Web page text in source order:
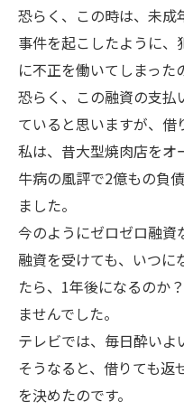
恐らく、この時は、未成
事件を起こしたように、
に不正を働いてしまった
恐らく、この融資の支払
ていると思いますが、借
私は、昔大型焼肉店をオ
牛病の風評で2億もの負
ました。
今のようにゼロゼロ融資
融資を受けても、いつに
たら、1年後になるのか
ませんでした。
テレビでは、毎日酔いよ
そうなると、借りても返
を決めたのです。